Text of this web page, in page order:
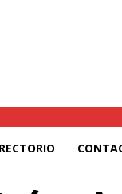
las condiciones,